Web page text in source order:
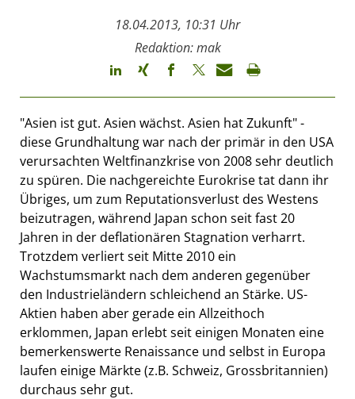
18.04.2013, 10:31 Uhr
Redaktion: mak
"Asien ist gut. Asien wächst. Asien hat Zukunft" -
diese Grundhaltung war nach der primär in den USA
verursachten Weltfinanzkrise von 2008 sehr deutlich
zu spüren. Die nachgereichte Eurokrise tat dann ihr
Übriges, um zum Reputationsverlust des Westens
beizutragen, während Japan schon seit fast 20
Jahren in der deflationären Stagnation verharrt.
Trotzdem verliert seit Mitte 2010 ein
Wachstumsmarkt nach dem anderen gegenüber
den Industrieländern schleichend an Stärke. US-
Aktien haben aber gerade ein Allzeithoch
erklommen, Japan erlebt seit einigen Monaten eine
bemerkenswerte Renaissance und selbst in Europa
laufen einige Märkte (z.B. Schweiz, Grossbritannien)
durchaus sehr gut.